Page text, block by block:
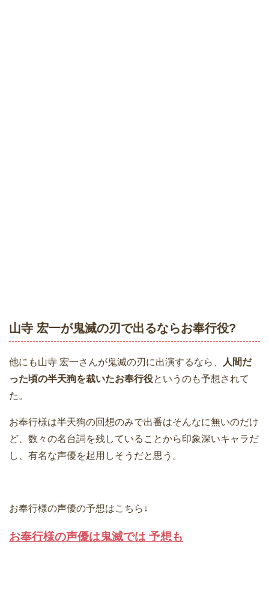
山寺 宏一が鬼滅の刃で出るならお奉行役?
他にも山寺 宏一さんが鬼滅の刃に出演するなら、
人間だ
った頃の半天狗を裁いたお奉行役というのも予想されて
た。
お奉行様は半天狗の回想のみで出番はそんなに無いのだけ
ど、数々の名台詞を残していることから印象深いキャラだ
し、有名な声優を起用しそうだと思う。
お奉行様の声優の予想はこちら↓
お奉行様の声優は鬼滅では 予想も